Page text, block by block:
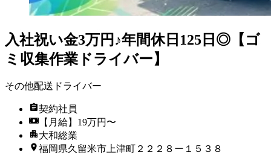
入社祝い金3万円♪年間休日125日◎【ゴ
ミ収集作業ドライバー】
その他配送ドライバー
契約社員
【月給】19万円〜
大和総業
福岡県久留米市上津町２２２８ー１５３８